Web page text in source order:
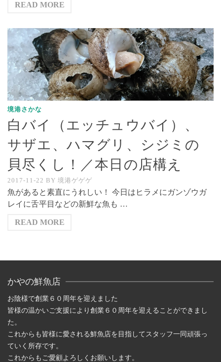
READ MORE
境港さかな
白バイ（エッチュウバイ）、
サザエ、ハマグリ、シジミの
貝尽くし！／本日の店構え
2017-11-22 BY 境港ゲゲゲ
魚があると素直にうれしい！ 今日はヒラメにガンゾウガ
レイに舌平目などの新鮮な魚も …
READ MORE
かやの鮮魚店
お陰様で創業６０周年を迎えました
皆様の温かいご支援により創業６０周年を迎えることができまし
た。
これからも皆様に愛される鮮魚店を目指してスタッフ一同頑張っ
ていく所存です。
これからもご愛顧よろしくお願いします。